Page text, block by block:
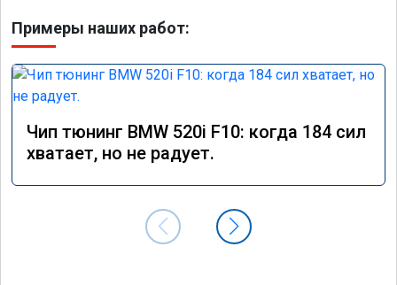
Примеры наших работ:
Чип тюнинг BMW 520i F10: когда 184 сил
хватает, но не радует.